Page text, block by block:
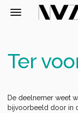
Ter
De deelnemer weet
bijvoorbeeld door in